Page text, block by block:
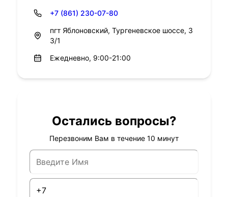
+7 (861) 230-07-80
пгт Яблоновский, Тургеневское шоссе, 3
3/1
Ежедневно, 9:00-21:00
Остались вопросы?
Перезвоним Вам в течение 10 минут